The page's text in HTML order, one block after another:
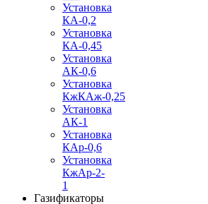
Установка
КА-0,2
Установка
КА-0,45
Установка
АК-0,6
Установка
КжКАж-0,25
Установка
АК-1
Установка
КАр-0,6
Установка
КжАр-2-
1
Газификаторы